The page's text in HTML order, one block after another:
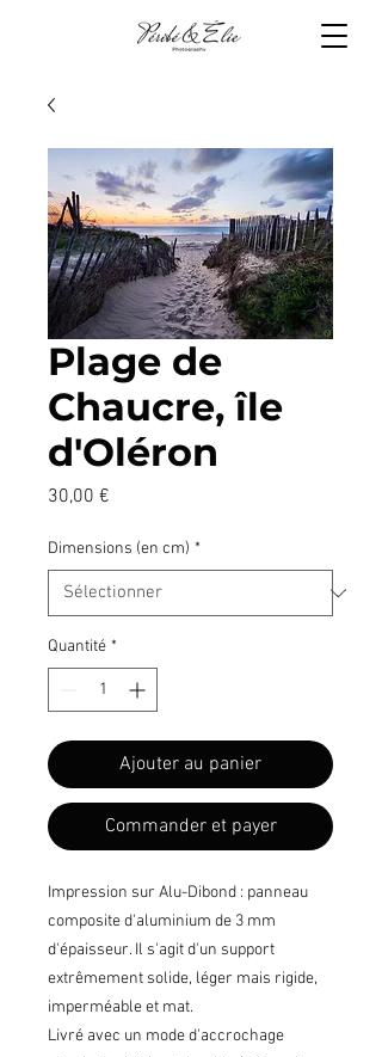
Plage de
Chaucre, île
d'Oléron
30,00 €
Dimensions (en cm) *
Quantité *
Ajouter au panier
Commander et payer
Impression sur Alu-Dibond : panneau
composite d'aluminium de 3 mm
d'épaisseur. Il s'agit d'un support
extrêmement solide, léger mais rigide,
imperméable et mat.
Livré avec un mode d'accrochage